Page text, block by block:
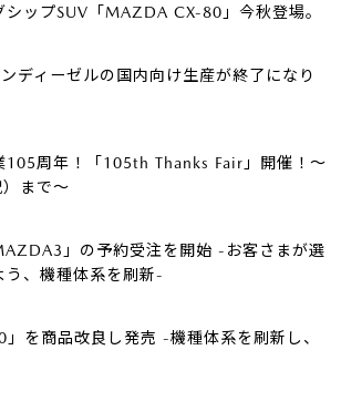
シップSUV「MAZDA CX-80」今秋登場。
ディーゼルの国内向け生産が終了になり
105周年！「105th Thanks Fair」開催！～
まで～
」の予約受注を開始 -お客さまが選
う、機種体系を刷新-
」を商品改良し発売 -機種体系を刷新し、